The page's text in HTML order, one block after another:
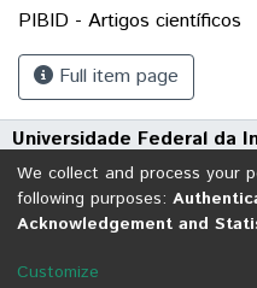
PIBID - Artigos científicos
Full item page
Universidade Federal da
Avenida Tarquínio Joslin
CEP: 85870-650 |
DSpace software
We collect and process your
following purposes:
Acknowledgement and
Customize